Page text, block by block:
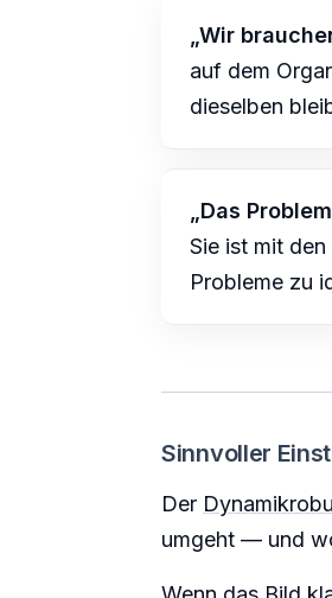
„Wir
auf dem
dieselben
„Das
Sie ist mit
Probleme zu
Sinnvoller
Der
umgeht — und